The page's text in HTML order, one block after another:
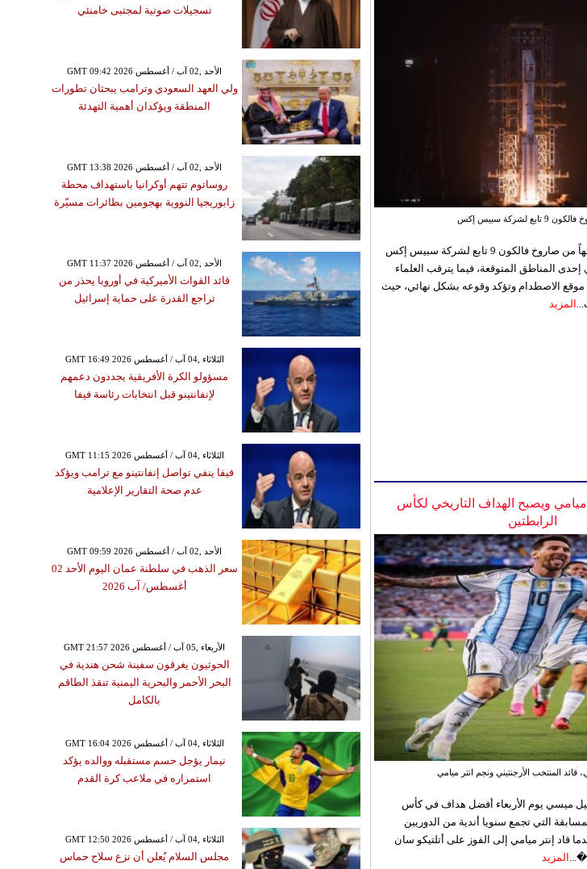
9 تابع لشركة سبيس إكس
يُعتقد أن جزءاً ضخماً تائهاً من صاروخ فالكون 9 تابع لشركة سبيس إكس
المناطق المتوقعة، فيما يترقب العلماء
الاصطدام وتؤكد وقوعه بشكل نهائي، حيث
المزيد
ويصبح الهداف التاريخي لكأس
الرابطتين
قائد المنتخب الأرجنتيني ونجم انتر ميامي
ميسي يوم الأربعاء أفضل هداف في كأس
التي تجمع سنويا أندية من الدوريين
قاد إنتر ميامي إلى الفوز على أتلتيكو سان
المزيد
تسجيلات صوتية لمجتبى خامنئي
GMT 09:42 2026 الأحد ,02 آب / أغسطس
ولي العهد السعودي وترامب يبحثان تطورات
المنطقة ويؤكدان أهمية التهدئة
GMT 13:38 2026 الأحد ,02 آب / أغسطس
روساتوم تتهم أوكرانيا باستهداف محطة
زابوريجيا النووية بهجومين بطائرات مسيّرة
GMT 11:37 2026 الأحد ,02 آب / أغسطس
قائد القوات الأميركية في أوروبا يحذر من
تراجع القدرة على حماية إسرائيل
GMT 16:49 2026 الثلاثاء ,04 آب / أغسطس
مسؤولو الكرة الأفريقية يجددون دعمهم
لإنفانتينو قبل انتخابات رئاسة فيفا
GMT 11:15 2026 الثلاثاء ,04 آب / أغسطس
فيفا ينفي تواصل إنفانتينو مع ترامب ويؤكد
عدم صحة التقارير الإعلامية
GMT 09:59 2026 الأحد ,02 آب / أغسطس
سعر الذهب في سلطنة عمان اليوم الأحد 02
أغسطس/ آب 2026
GMT 21:57 2026 الأربعاء ,05 آب / أغسطس
الحوثيون يغرقون سفينة شحن هندية في
البحر الأحمر والبحرية اليمنية تنقذ الطاقم
بالكامل
GMT 16:04 2026 الثلاثاء ,04 آب / أغسطس
نيمار يؤجل حسم مستقبله ووالده يؤكد
استمراره في ملاعب كرة القدم
GMT 12:50 2026 الثلاثاء ,04 آب / أغسطس
مجلس السلام يُعلن أن نزع سلاح حماس